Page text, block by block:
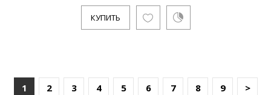
КУПИТЬ
1 2 3 4 5 6 7 8 9 >